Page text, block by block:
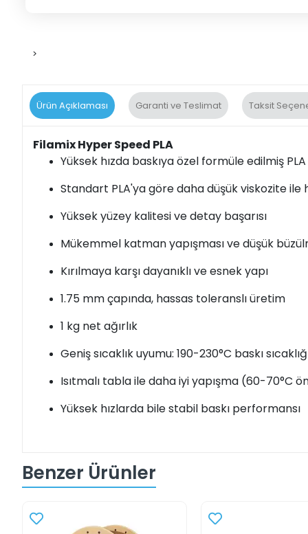
>
Ürün Açıklaması Garanti ve Teslimat Taksit
Filamix Hyper Speed PLA
Yüksek hızda baskıya özel formüle edilmiş
Standart PLA'ya göre daha düşük viskozite ile
Yüksek yüzey kalitesi ve detay başarısı
Mükemmel katman yapışması ve düşük
Kırılmaya karşı dayanıklı ve esnek yapı
1.75 mm çapında, hassas toleranslı üretim
1 kg net ağırlık
Geniş sıcaklık uyumu: 190-230°C baskı
Isıtmalı tabla ile daha iyi yapışma (60-70°C
Yüksek hızlarda bile stabil baskı performansı
Benzer Ürünler